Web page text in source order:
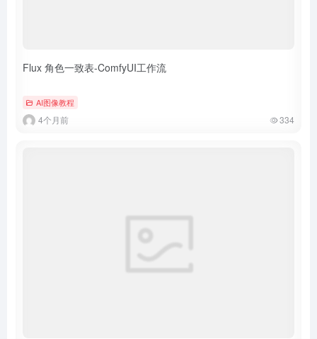
Flux 角色一致表-ComfyUI工作流
AI图像教程
4个月前 334